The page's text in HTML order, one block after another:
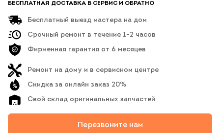
БЕСПЛАТНАЯ ДОСТАВКА В СЕРВИС И ОБРАТНО
Бесплатный выезд мастера на дом
Срочный ремонт в течение 1-2 часов
Фирменная гарантия от 6 месяцев
Ремонт на дому и в сервисном центре
Скидка за онлайн заказ 20%
Свой склад оригинальных запчастей
Перезвоните нам